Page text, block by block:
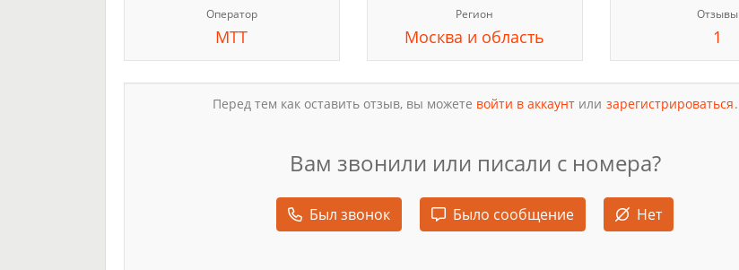
Оператор
МТТ
Регион
Москва и область
Отзывы
1
Перед тем как оставить отзыв, вы можете войти в аккаунтили зарегистрироваться.
Вам звонили или писали с номера?
Был звонок Было сообщение Нет